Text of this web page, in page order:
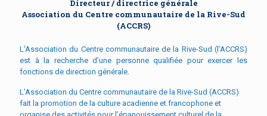
Directeur / directrice générale
Association du Centre communautaire de la Rive-Sud
(ACCRS)
L’Association du Centre communautaire de la Rive-Sud (l’ACCRS)
est à la recherche d’une personne qualifiée pour exercer les
fonctions de direction générale.
L’Association du Centre communautaire de la Rive-Sud (ACCRS)
fait la promotion de la culture acadienne et francophone et
organise des activités pour l’épanouissement culturel de la